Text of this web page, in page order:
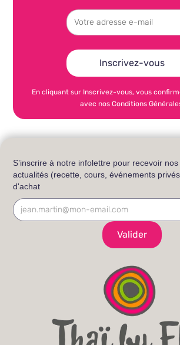
En cliquant sur Inscrivez-vous, vous
avec nos Conditions
S’inscrire à notre infolettre pour recevoir
actualités (recette, cours, événements
d'achat